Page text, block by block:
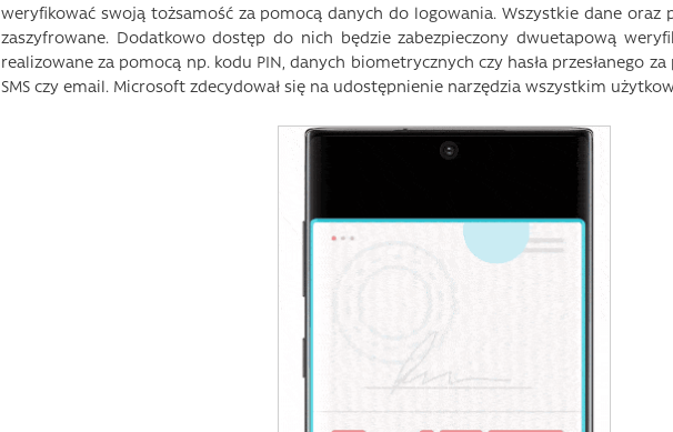
weryfikować swoją tożsamość za pomocą danych do logowania. Wszystkie dane oraz
zaszyfrowane. Dodatkowo dostęp do nich będzie zabezpieczony dwuetapową
realizowane za pomocą np. kodu PIN, danych biometrycznych czy hasła przesłanego
SMS czy email. Microsoft zdecydował się na udostępnienie narzędzia wszystkim